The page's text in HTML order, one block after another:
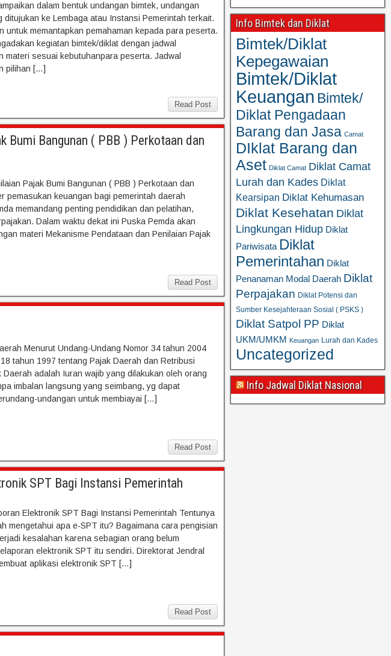
dalam bentuk undangan bimtek, undangan
ke Lembaga atau Instansi Pemerintah terkait.
untuk memantapkan pemahaman kepada para peserta.
kegiatan bimtek/diklat dengan jadwal
materi sesuai kebutuhanpara peserta. Jadwal
pilihan […]
Read Post
Bumi Bangunan ( PBB ) Perkotaan dan
Pajak Bumi Bangunan ( PBB ) Perkotaan dan
pemasukan keuangan bagi pemerintah daerah
memandang penting pendidikan dan pelatihan,
Dalam waktu dekat ini Puska Pemda akan
materi Mekanisme Pendataan dan Penilaian Pajak
Read Post
Menurut Undang-Undang Nomor 34 tahun 2004
tahun 1997 tentang Pajak Daerah dan Retribusi
adalah Iuran wajib yang dilakukan oleh orang
imbalan langsung yang seimbang, yg dapat
undangan untuk membiayai […]
Read Post
SPT Bagi Instansi Pemerintah
Elektronik SPT Bagi Instansi Pemerintah Tentunya
mengetahui apa e-SPT itu? Bagaimana cara pengisian
kesalahan karena sebagian orang belum
elektronik SPT itu sendiri. Direktorat Jendral
aplikasi elektronik SPT […]
Read Post
Info Bimtek dan Diklat
Bimtek/Diklat
Kepegawaian
Bimtek/Diklat
Keuangan Bimtek/
Diklat Pengadaan
Barang dan Jasa Camat
DIklat Barang dan
Aset Diklat Camat Diklat Camat
Lurah dan Kades Diklat
Kearsipan Diklat Kehumasan
Diklat Kesehatan Diklat
Lingkungan Hidup Diklat
Pariwisata Diklat
Pemerintahan Diklat
Penanaman Modal Daerah Diklat
Perpajakan Diklat Potensi dan
Sumber Kesejahteraan Sosial ( PSKS )
Diklat Satpol PP Diklat
UKM/UMKM
Keuangan Lurah dan Kades
Uncategorized
Info Jadwal Diklat Nasional